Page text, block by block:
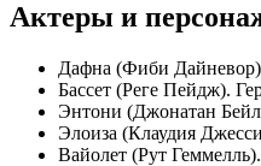
Актеры и
Дафна (Фиби
Бассет (Реге Пейдж).
Энтони (Джонатан
Элоиза (Клаудия
Вайолет (Рут